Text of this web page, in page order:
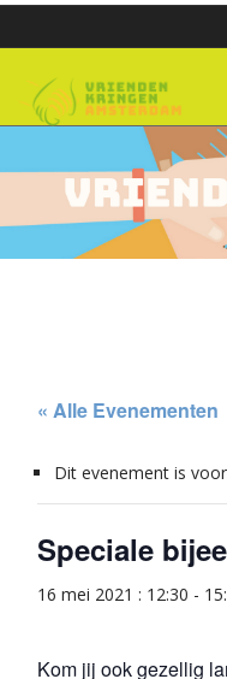
« Alle Evenementen
Dit evenement is
Speciale
16 mei 2021 : 12:30 -
Kom jij ook gezellig